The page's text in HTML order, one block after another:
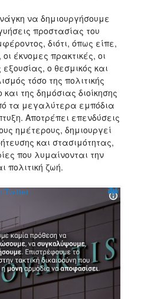
να δημιουργήσουμε
προστασίας του
διότι, όπως είπε,
έκνομες πρακτικές, οι
ο θεσμικός και
τόσο της πολιτικής
της δημόσιας διοίκησης
τα μεγαλύτερα εμπόδια
Αποτρέπει επενδύσεις
ημέτερους, δημιουργεί
και στασιμότητας,
που λυμαίνονται την
πολιτική ζωή.
Twitter Twitter Ads info and privacy